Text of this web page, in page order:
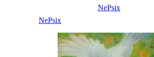
NePsix
NePsix